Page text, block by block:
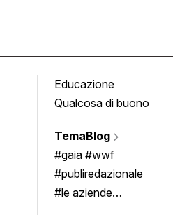
Educazione
Qualcosa di buono
TemaBlog
#gaia #wwf
#publiredazionale
#le aziende